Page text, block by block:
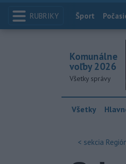
RUBRIKY Index
Šport
Komunálne
voľby 2026
Všetky správy
Všetky
< sekcia